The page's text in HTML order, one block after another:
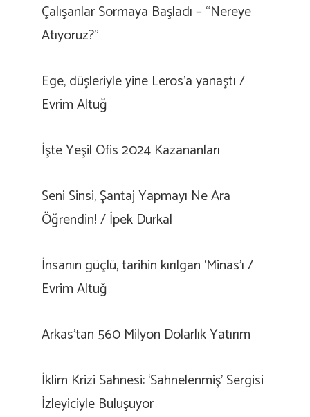
Çalışanlar Sormaya Başladı – “Nereye
Atıyoruz?”
Ege, düşleriyle yine Leros’a yanaştı /
Evrim Altuğ
İşte Yeşil Ofis 2024 Kazananları
Seni Sinsi, Şantaj Yapmayı Ne Ara
Öğrendin! / İpek Durkal
İnsanın güçlü, tarihin kırılgan ‘Minas’ı /
Evrim Altuğ
Arkas’tan 560 Milyon Dolarlık Yatırım
İklim Krizi Sahnesi: ‘Sahnelenmiş’ Sergisi
İzleyiciyle Buluşuyor